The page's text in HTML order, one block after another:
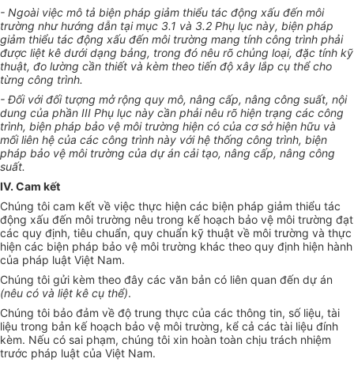
- Ngoài việc mô tả biện pháp giảm thiểu tác động xấu đến môi
trường như hướng dẫn tại mục 3.1 và 3.2 Phụ lục này, biện pháp
giảm thiểu tác động xấu đến môi trường mang tính công trình phải
được liệt kê dưới dạng bảng, trong đó nêu rõ chủng loại, đặc tính kỹ
thuật, đo lường cần thiết và kèm theo tiến độ xây lắp cụ thể cho
từng công trình.
- Đối với đối tượng mở rộng quy mô, nâng cấp, nâng công suất, nội
dung của phần III Phụ lục này cần phải nêu rõ hiện trạng các công
trình, biện pháp bảo vệ môi trường hiện có của cơ sở hiện hữu và
mối liên hệ của các công trình này với hệ thống công trình, biện
pháp bảo vệ môi trường của dự án cải tạo, nâng cấp, nâng công
suất.
IV. Cam kết
Chúng tôi cam kết về việc thực hiện các biện pháp giảm thiểu tác
động xấu đến môi trường nêu trong kế hoạch bảo vệ môi trường đạt
các quy định, tiêu chuẩn, quy chuẩn kỹ thuật về môi trường và thực
hiện các biện pháp bảo vệ môi trường khác theo quy định hiện hành
của pháp luật Việt Nam.
Chúng tôi gửi kèm theo đây các văn bản có liên quan đến dự án
(nêu có và liệt kê cụ thể).
Chúng tôi bảo đảm về độ trung thực của các thông tin, số liệu, tài
liệu trong bản kế hoạch bảo vệ môi trường, kể cả các tài liệu đính
kèm. Nếu có sai phạm, chúng tôi xin hoàn toàn chịu trách nhiệm
trước pháp luật của Việt Nam.